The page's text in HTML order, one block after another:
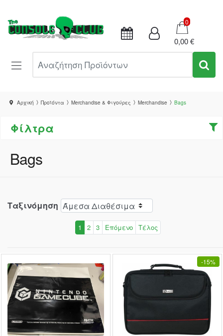
Καλάθι
0
0,00 €
Αρχική Προϊόντα Merchandise & Φιγούρες Merchandise Bags
Φίλτρα
Bags
Ταξινόμηση
1 2 3 Επόμενο Τέλος
-15%